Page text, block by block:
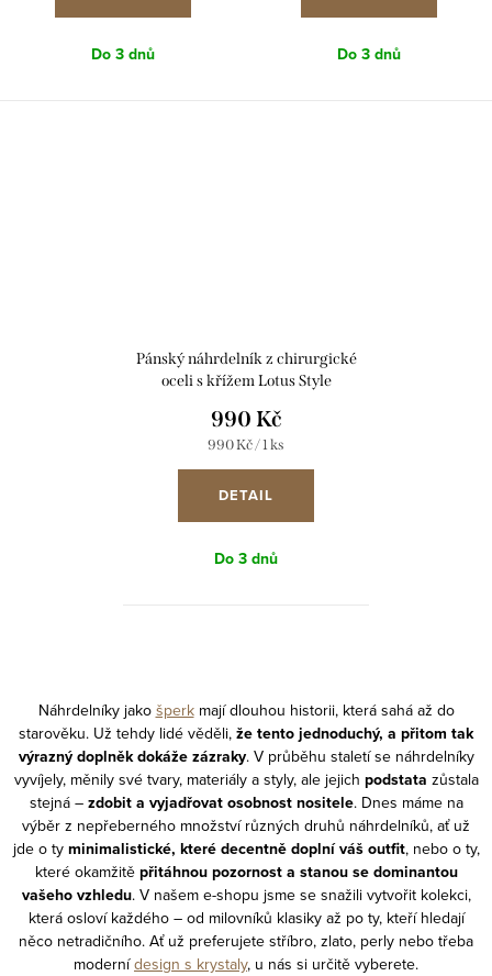
Do 3 dnů Do 3 dnů
Pánský náhrdelník z chirurgické
oceli s křížem Lotus Style
990 Kč
Měrná
990 Kč / 1 ks
DETAIL
Do 3 dnů
á
d
í
v
Náhrdelníky jako šperkmají dlouhou historii, která sahá až do
starověku. Už tehdy lidé věděli, že tento jednoduchý, a přitom tak
výrazný doplněk dokáže zázraky. V průběhu staletí se náhrdelníky
vyvíjely, měnily své tvary, materiály a styly, ale jejich podstata zůstala
stejná – zdobit a vyjadřovat osobnost nositele. Dnes máme na
výběr z nepřeberného množství různých druhů náhrdelníků, ať už
jde o ty minimalistické, které decentně doplní váš outfit, nebo o ty,
které okamžitě přitáhnou pozornost a stanou se dominantou
vašeho vzhledu. V našem e-shopu jsme se snažili vytvořit kolekci,
která osloví každého – od milovníků klasiky až po ty, kteří hledají
něco netradičního. Ať už preferujete stříbro, zlato, perly nebo třeba
modernídesign s krystaly, u nás si určitě vyberete.